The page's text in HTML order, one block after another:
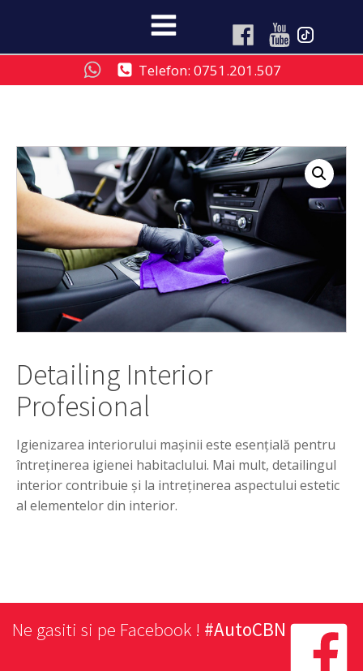
Telefon: 0751.201.507
Detailing Interior
Profesional
Igienizarea interiorului mașinii este esențială pentru
întreținerea igienei habitaclului. Mai mult, detailingul
interior contribuie și la intreținerea aspectului estetic
al elementelor din interior.
Ne gasiti si pe Facebook ! #AutoCBN